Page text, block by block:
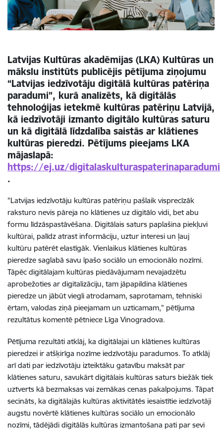
Latvijas Kultūras akadēmijas (LKA) Kultūras un
mākslu institūts publicējis pētījuma ziņojumu
“Latvijas iedzīvotāju digitālā kultūras patēriņa
paradumi”, kurā analizēts, kā digitālās
tehnoloģijas ietekmē kultūras patēriņu Latvijā,
kā iedzīvotāji izmanto digitālo kultūras saturu
un kā digitālā līdzdalība saistās ar klātienes
kultūras pieredzi. Pētījums pieejams LKA
mājaslapā:
https://ej.uz/digitalaskulturaspaterinaparadumi
.
"Latvijas iedzīvotāju kultūras patēriņu pašlaik visprecīzāk
raksturo nevis pāreja no klātienes uz digitālo vidi, bet abu
formu līdzāspastāvēšana. Digitālais saturs paplašina piekļuvi
kultūrai, palīdz atrast informāciju, uztur interesi un ļauj
kultūru patērēt elastīgāk. Vienlaikus klātienes kultūras
pieredze saglabā savu īpašo sociālo un emocionālo nozīmi.
Tāpēc digitālajam kultūras piedāvājumam nevajadzētu
aprobežoties ar digitalizāciju, tam jāpapildina klātienes
pieredze un jābūt viegli atrodamam, saprotamam, tehniski
ērtam, valodas ziņā pieejamam un uzticamam," pētījuma
rezultātus komentē pētniece Līga Vinogradova.
Pētījuma rezultāti atklāj, ka digitālajai un klātienes kultūras
pieredzei ir atšķirīga nozīme iedzīvotāju paradumos. To atklāj
arī dati par iedzīvotāju izteiktāku gatavību maksāt par
klātienes saturu, savukārt digitālais kultūras saturs biežāk tiek
uztverts kā bezmaksas vai zemākas cenas pakalpojums. Tāpat
secināts, ka digitālajās kultūras aktivitātēs iesaistītie iedzīvotāji
augstu novērtē klātienes kultūras sociālo un emocionālo
nozīmi, tādējādi digitālās kultūras izmantošana pati par sevi